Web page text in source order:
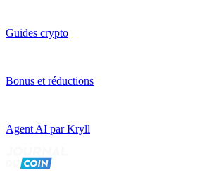
Guides crypto
Bonus et réductions
Agent AI par Kryll